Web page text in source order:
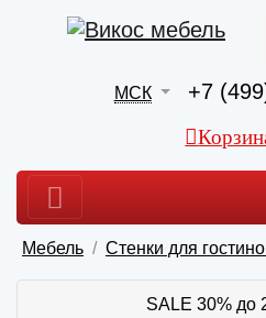
МСК +7
Мебель Стенки для
SALE 30% до